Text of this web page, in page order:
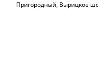
Пригородный, Вырицкое